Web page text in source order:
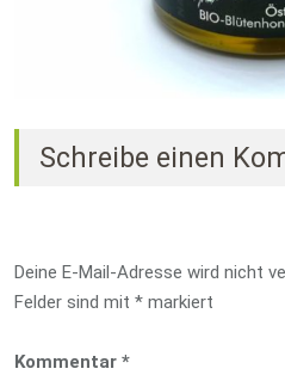
Schreibe einen
Deine E-Mail-Adresse wird nicht
Felder sind mit * markiert
Kommentar *